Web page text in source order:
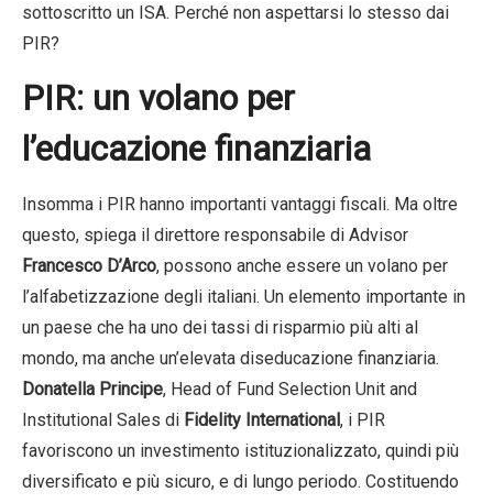
sottoscritto un ISA. Perché non aspettarsi lo stesso dai
PIR?
PIR: un volano per
l’educazione finanziaria
Insomma i PIR hanno importanti vantaggi fiscali. Ma oltre
questo, spiega il direttore responsabile di Advisor
Francesco D’Arco, possono anche essere un volano per
l’alfabetizzazione degli italiani. Un elemento importante in
un paese che ha uno dei tassi di risparmio più alti al
mondo, ma anche un’elevata diseducazione finanziaria.
Donatella Principe, Head of Fund Selection Unit and
Institutional Sales di Fidelity International, i PIR
favoriscono un investimento istituzionalizzato, quindi più
diversificato e più sicuro, e di lungo periodo. Costituendo